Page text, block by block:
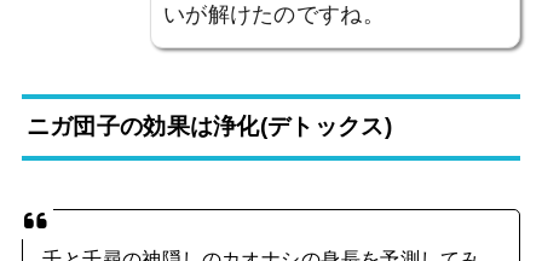
いが解けたのですね。
ニガ団子の効果は浄化(デトックス)